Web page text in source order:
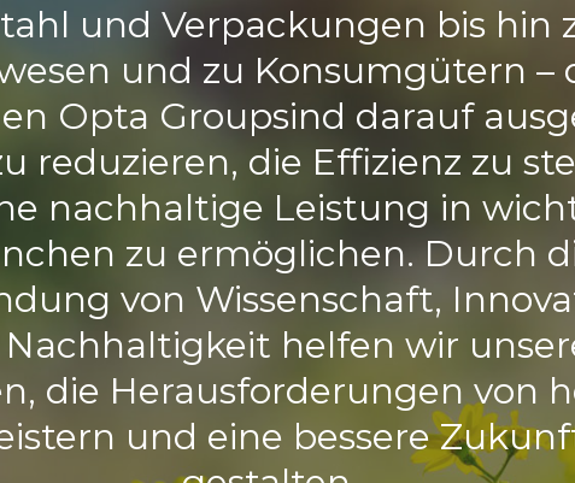
und Verpackungen bis hin
und zu Konsumgütern –
Opta Groupsind darauf
reduzieren, die Effizienz zu
nachhaltige Leistung in
zu ermöglichen. Durch
von Wissenschaft,
helfen wir
die Herausforderungen von
und eine bessere